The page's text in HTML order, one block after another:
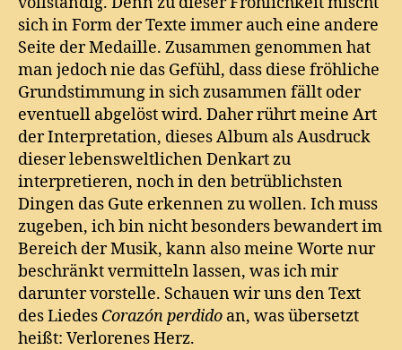
sich in Form der Texte immer auch eine andere
Seite der Medaille. Zusammen genommen hat
man jedoch nie das Gefühl, dass diese fröhliche
Grundstimmung in sich zusammen fällt oder
eventuell abgelöst wird. Daher rührt meine Art
der Interpretation, dieses Album als Ausdruck
dieser lebensweltlichen Denkart zu
interpretieren, noch in den betrüblichsten
Dingen das Gute erkennen zu wollen. Ich muss
zugeben, ich bin nicht besonders bewandert im
Bereich der Musik, kann also meine Worte nur
beschränkt vermitteln lassen, was ich mir
darunter vorstelle. Schauen wir uns den Text
des Liedes Corazón perdido an, was übersetzt
heißt: Verlorenes Herz.